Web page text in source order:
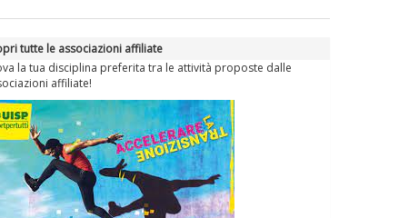
La formazione Uisp rallenta ma
prosegue anche in estate
Tiziano Pesce nel Cda di
Fondazione Terzjus: prima riunione
a Roma
tutte le associazioni affiliate
la tua disciplina preferita tra le attività proposte dalle
affiliate!